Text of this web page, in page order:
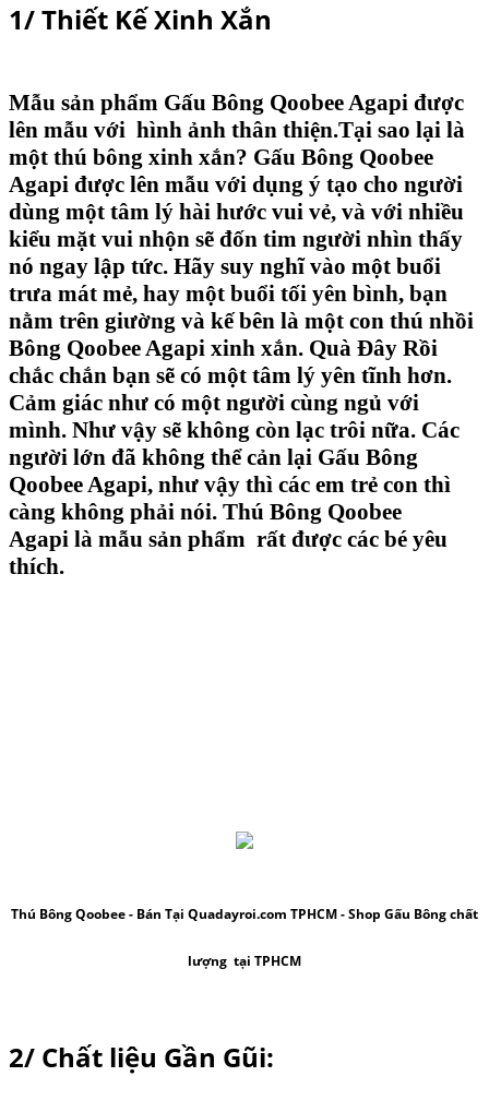
1/ Thiết Kế Xinh Xắn
Mẫu sản phẩm Gấu Bông Qoobee Agapi được
lên mẫu với hình ảnh thân thiện.Tại sao lại là
một thú bông xinh xắn? Gấu Bông Qoobee
Agapi được lên mẫu với dụng ý tạo cho người
dùng một tâm lý hài hước vui vẻ, và với nhiều
kiểu mặt vui nhộn sẽ đốn tim người nhìn thấy
nó ngay lập tức. Hãy suy nghĩ vào một buổi
trưa mát mẻ, hay một buổi tối yên bình, bạn
nằm trên giường và kế bên là một con thú nhồi
Bông Qoobee Agapi xinh xắn. Quà Đây Rồi
chắc chắn bạn sẽ có một tâm lý yên tĩnh hơn.
Cảm giác như có một người cùng ngủ với
mình. Như vậy sẽ không còn lạc trôi nữa. Các
người lớn đã không thể cản lại Gấu Bông
Qoobee Agapi, như vậy thì các em trẻ con thì
càng không phải nói. Thú Bông Qoobee
Agapi là mẫu sản phẩm rất được các bé yêu
thích.
Thú Bông Qoobee- Bán Tại Quadayroi.com TPHCM - Shop Gấu Bông chất
lượng tại TPHCM
2/ Chất liệu Gần Gũi: